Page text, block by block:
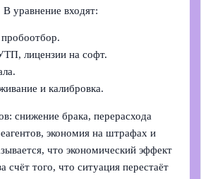
В уравнение входят:
лицензии на софт.
и калибровка.
снижение брака, перерасхода
экономия на штрафах и
что экономический эффект
счёт того, что ситуация перестаёт